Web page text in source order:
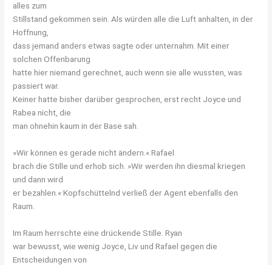
alles zum
Stillstand gekommen sein. Als würden alle die Luft anhalten, in der
Hoffnung,
dass jemand anders etwas sagte oder unternahm. Mit einer
solchen Offenbarung
hatte hier niemand gerechnet, auch wenn sie alle wussten, was
passiert war.
Keiner hatte bisher darüber gesprochen, erst recht Joyce und
Rabea nicht, die
man ohnehin kaum in der Base sah.
»Wir können es gerade nicht ändern.« Rafael
brach die Stille und erhob sich. »Wir werden ihn diesmal kriegen
und dann wird
er bezahlen.« Kopfschüttelnd verließ der Agent ebenfalls den
Raum.
Im Raum herrschte eine drückende Stille. Ryan
war bewusst, wie wenig Joyce, Liv und Rafael gegen die
Entscheidungen von